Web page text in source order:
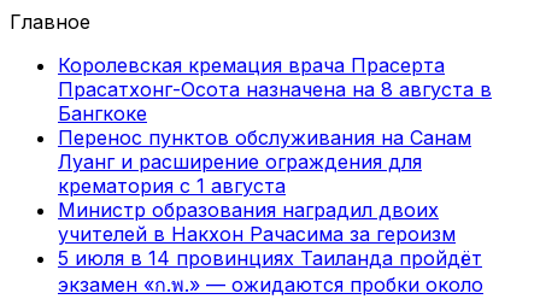
Главное
Королевская кремация врача Прасерта
Прасатхонг-Осота назначена на 8 августа в
Бангкоке
Перенос пунктов обслуживания на Санам
Луанг и расширение ограждения для
крематория с 1 августа
Министр образования наградил двоих
учителей в Накхон Рачасима за героизм
5 июля в 14 провинциях Таиланда пройдёт
экзамен «ก.พ.» — ожидаются пробки около